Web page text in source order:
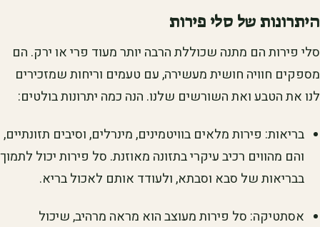
היתרונות של סלי פירות
סלי פירות הם מתנה שכוללת הרבה יותר מעוד פרי או ירק. הם
מספקים חוויה חושית מעשירה, עם טעמים וריחות שמזכירים
לנו את הטבע ואת השורשים שלנו. הנה כמה יתרונות בולטים:
בריאות: פירות מלאים בוויטמינים, מינרלים, וסיבים תזונתיים,
והם מהווים רכיב עיקרי בתזונה מאוזנת. סל פירות יכול לתמוך
בבריאות של סבא וסבתא, ולעודד אותם לאכול בריא.
אסתטיקה: סל פירות מעוצב הוא מראה מרהיב, שיכול